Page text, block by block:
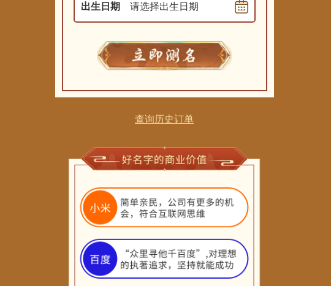
出生日期
查询历史订单